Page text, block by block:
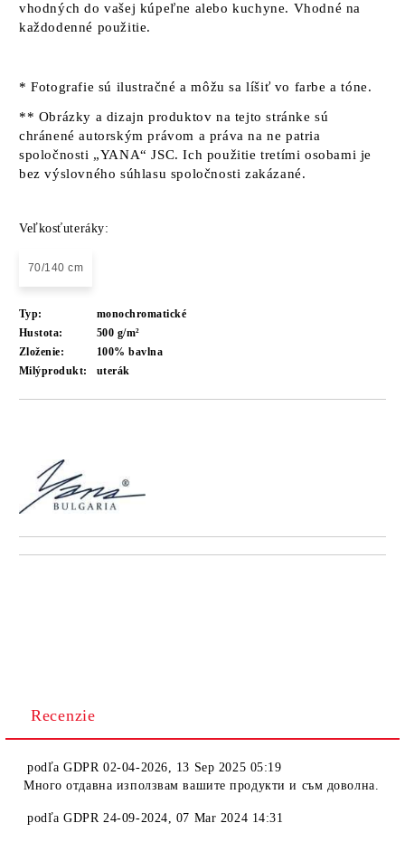
vhodných do vašej kúpeľne alebo kuchyne. Vhodné na
každodenné použitie.
* Fotografie sú ilustračné a môžu sa líšiť vo farbe a tóne.
** Obrázky a dizajn produktov na tejto stránke sú
chránené autorským právom a práva na ne patria
spoločnosti „YANA“ JSC. Ich použitie tretími osobami je
bez výslovného súhlasu spoločnosti zakázané.
Veľkosťuteráky:
70/140 cm
Typ:
monochromatické
Hustota:
500 g/m²
Zloženie:
100% bavlna
Milýprodukt:
uterák
Recenzie
podľaGDPR 02-04-2026, 13 Sep 2025 05:19
Много отдавна използвам вашите продукти и съм доволна.
podľaGDPR 24-09-2024, 07 Mar 2024 14:31